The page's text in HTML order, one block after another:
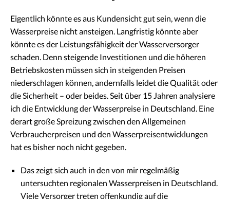
Eigentlich könnte es aus Kundensicht gut sein, wenn die
Wasserpreise nicht ansteigen. Langfristig könnte aber
könnte es der Leistungsfähigkeit der Wasserversorger
schaden. Denn steigende Investitionen und die höheren
Betriebskosten müssen sich in steigenden Preisen
niederschlagen können, andernfalls leidet die Qualität oder
die Sicherheit – oder beides. Seit über 15 Jahren analysiere
ich die Entwicklung der Wasserpreise in Deutschland. Eine
derart große Spreizung zwischen den Allgemeinen
Verbraucherpreisen und den Wasserpreisentwicklungen
hat es bisher noch nicht gegeben.
Das zeigt sich auch in den von mir regelmäßig
untersuchten regionalen Wasserpreisen in Deutschland.
Viele Versorger treten offenkundig auf die